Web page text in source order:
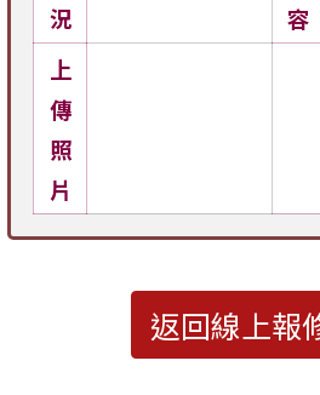
況
容
上
傳
照
片
返回線上報